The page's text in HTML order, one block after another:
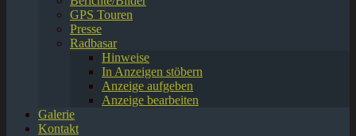
GPS Touren
Presse
Radbasar
Hinweise
In Anzeigen stöbern
Anzeige aufgeben
Anzeige bearbeiten
Galerie
Kontakt